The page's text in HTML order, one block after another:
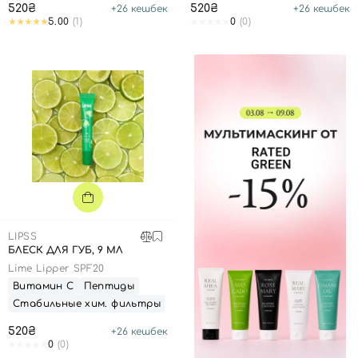
520₴ +26 кешбек
5.00 (1)
520₴ +26 кешбек
0 (0)
LIPSS
БЛЕСК ДЛЯ ГУБ, 9 МЛ
Lime Lipper SPF20
Витамин С
Пептиды
Стабильные хим. фильтры
520₴ +26 кешбек
0 (0)